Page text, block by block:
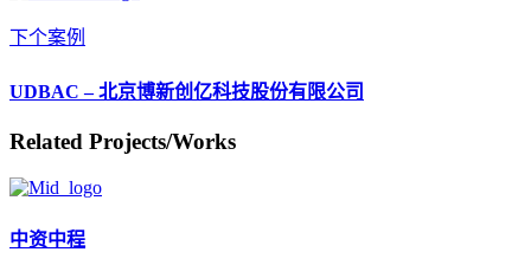
下个案例
UDBAC – 北京博新创亿科技股份有限公司
Related Projects/Works
中资中程